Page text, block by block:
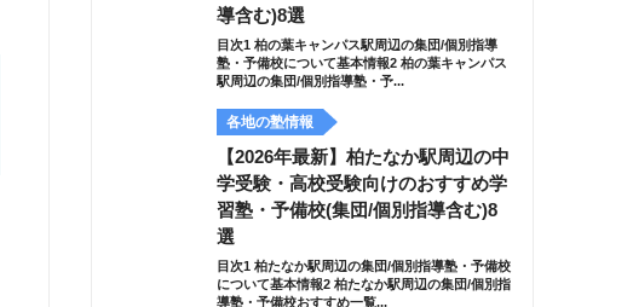
導含む)8選
目次1 柏の葉キャンパス駅周辺の集団/個別指導
塾・予備校について基本情報2 柏の葉キャンパス
駅周辺の集団/個別指導塾・予...
各地の塾情報
【2026年最新】柏たなか駅周辺の中
学受験・高校受験向けのおすすめ学
習塾・予備校(集団/個別指導含む)8
選
目次1 柏たなか駅周辺の集団/個別指導塾・予備校
について基本情報2 柏たなか駅周辺の集団/個別指
導塾・予備校おすすめ一覧...